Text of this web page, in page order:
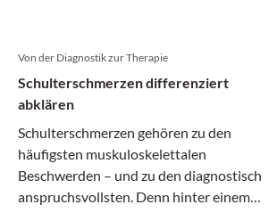
Von der Diagnostik zur Therapie
Schulterschmerzen differenziert
abklären
Schulterschmerzen gehören zu den
häufigsten muskuloskelettalen
Beschwerden – und zu den diagnostisch
anspruchsvollsten. Denn hinter einem